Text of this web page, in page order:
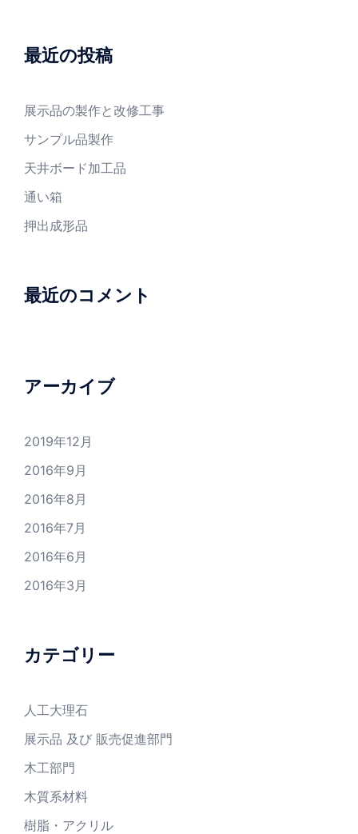
最近の投稿
展示品の製作と改修工事
サンプル品製作
天井ボード加工品
通い箱
押出成形品
最近のコメント
アーカイブ
2019年12月
2016年9月
2016年8月
2016年7月
2016年6月
2016年3月
カテゴリー
人工大理石
展示品 及び 販売促進部門
木工部門
木質系材料
樹脂・アクリル